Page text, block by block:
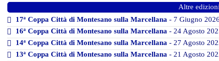
Altre
17ª Coppa Città di Montesano sulla Marcellana - 7 Giugno
16ª Coppa Città di Montesano sulla Marcellana - 24 Agosto
14ª Coppa Città di Montesano sulla Marcellana - 27 Agosto
13ª Coppa Città di Montesano sulla Marcellana - 21 Agosto